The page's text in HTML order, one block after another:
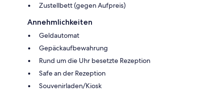
Zustellbett (gegen Aufpreis)
Annehmlichkeiten
Geldautomat
Gepäckaufbewahrung
Rund um die Uhr besetzte Rezeption
Safe an der Rezeption
Souvenirladen/Kiosk